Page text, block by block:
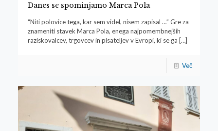
Danes se spominjamo Marca Pola
“Niti polovice tega, kar sem videl, nisem zapisal …” Gre za
znameniti stavek Marca Pola, enega najpomembnejših
raziskovalcev, trgovcev in pisateljev v Evropi, ki se ga […]
Več